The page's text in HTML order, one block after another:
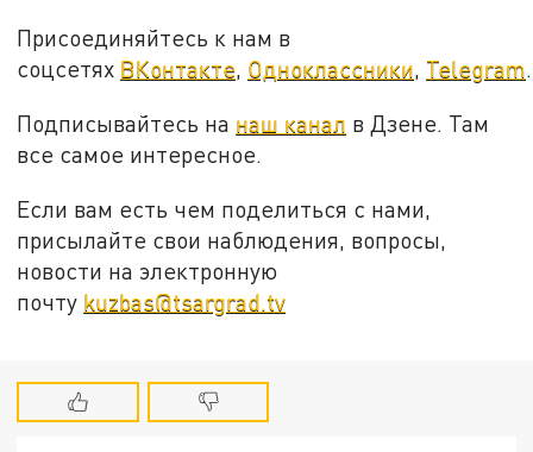
Присоединяйтесь к нам в
соцсетях ВКонтакте, Одноклассники, Telegram.
Подписывайтесь на наш канал в Дзене. Там
все самое интересное.
Если вам есть чем поделиться с нами,
присылайте свои наблюдения, вопросы,
новости на электронную
почту kuzbas@tsargrad.tv